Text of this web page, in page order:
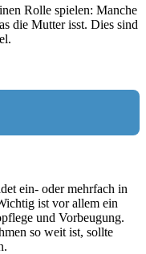
Rolle spielen: Manche
die Mutter isst. Dies sind
ein- oder mehrfach in
ist vor allem ein
und Vorbeugung.
so weit ist, sollte